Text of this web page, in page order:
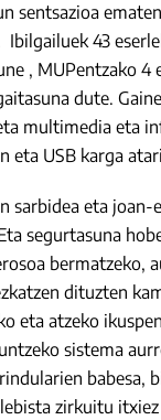
sentsazioa
43
, MUPentzako 4
dute.
multimedia eta
eta USB karga
sarbidea eta
segurtasuna
bermatzeko,
dituzten
eta atzeko
sistema
babesa,
zirkuitu itxiez